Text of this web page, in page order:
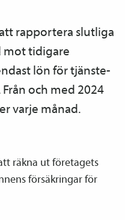
rapportera slutliga
mot tidigare
lön för tjänste­
och med 2024
varje månad.
räkna ut företagets
försäkringar för